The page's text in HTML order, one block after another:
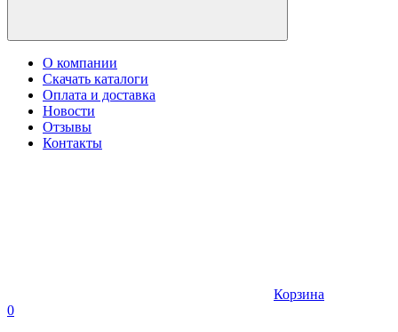
О компании
Скачать каталоги
Оплата и доставка
Новости
Отзывы
Контакты
Корзина
0